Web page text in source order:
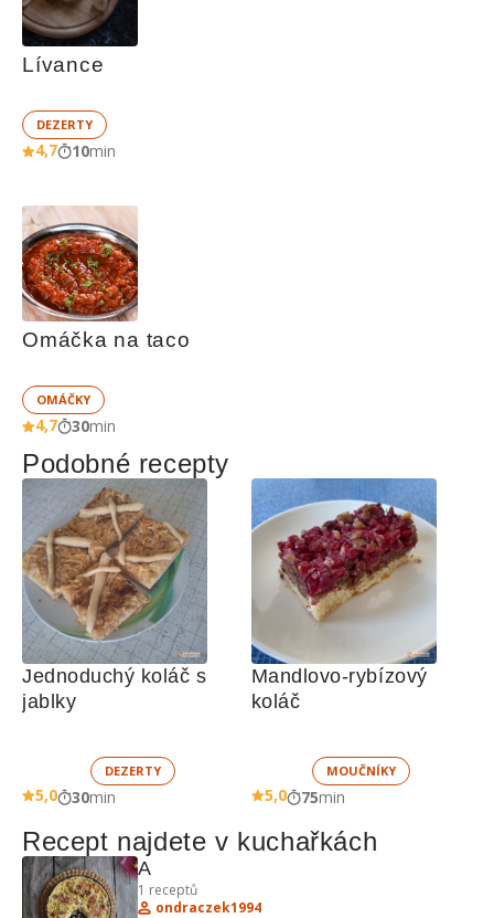
Lívance
DEZERTY
4,7 10min
Omáčka na taco
OMÁČKY
4,7 30min
Podobné recepty
Jednoduchý koláč s
jablky
DEZERTY
5,0 30min
Mandlovo-rybízový
koláč
MOUČNÍKY
5,0 75min
Recept najdete v kuchařkách
A
1 receptů
ondraczek1994